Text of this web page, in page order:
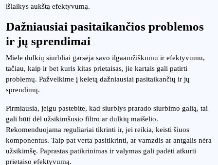
išlaikys aukštą efektyvumą.
Dažniausiai pasitaikančios problemos
ir jų sprendimai
Miele dulkių siurbliai garsėja savo ilgaamžiškumu ir efektyvumu,
tačiau, kaip ir bet kuris kitas prietaisas, jie kartais gali patirti
problemų. Pažvelkime į keletą dažniausiai pasitaikančių ir jų
sprendimų.
Pirmiausia, jeigu pastebite, kad siurblys prarado siurbimo galią, tai
gali būti dėl užsikimšusio filtro ar dulkių maišelio.
Rekomenduojama reguliariai tikrinti ir, jei reikia, keisti šiuos
komponentus. Taip pat verta pasitikrinti, ar vamzdis ar antgalis nėra
užsikimšę. Paprastas patikrinimas ir valymas gali padėti atkurti
prietaiso efektyvumą.